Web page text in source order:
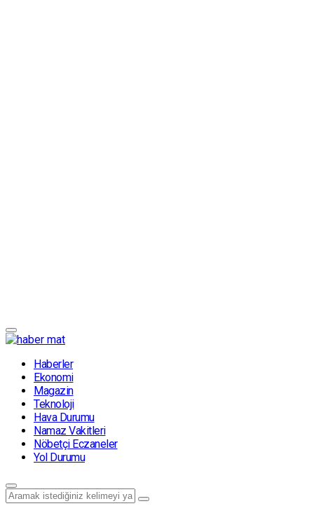
Haberler
Ekonomi
Magazin
Teknoloji
Hava Durumu
Namaz Vakitleri
Nöbetçi Eczaneler
Yol Durumu